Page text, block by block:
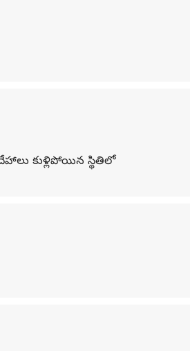
కుళ్లిపోయిన స్థితిలో